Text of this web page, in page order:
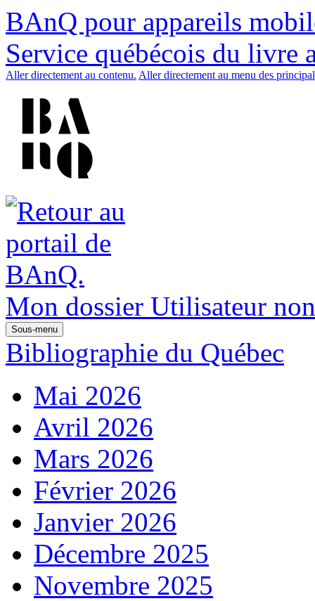
BAnQ pour appareils
Service québécois du livre
Aller directement au contenu. Aller directement au menu des
Mon dossier Utilisateur
Sous-menu
Bibliographie du Québec
Mai 2026
Avril 2026
Mars 2026
Février 2026
Janvier 2026
Décembre 2025
Novembre 2025